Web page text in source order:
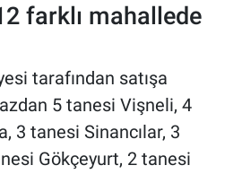
farklı mahallede
tarafından satışa
5 tanesi Vişneli, 4
3 tanesi Sinancılar, 3
Gökçeyurt, 2 tanesi